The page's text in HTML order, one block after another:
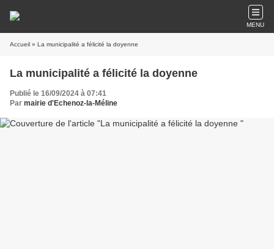
MENU
Accueil » La municipalité a félicité la doyenne
La municipalité a félicité la doyenne
Publié le 16/09/2024 à 07:41
Par mairie d'Echenoz-la-Méline